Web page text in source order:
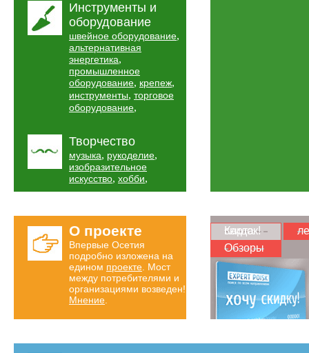
Инструменты и
оборудование
швейное оборудование,
альтернативная
энергетика,
промышленное
оборудование, крепеж,
инструменты, торговое
оборудование,
Творчество
музыка, рукоделие,
изобразительное
искусство, хобби,
О проекте
Впервые Осетия
подробно изложена на
едином проекте . Мост
между потребителями и
организациями возведен!
Мнение
Карта скидок!
Обзоры